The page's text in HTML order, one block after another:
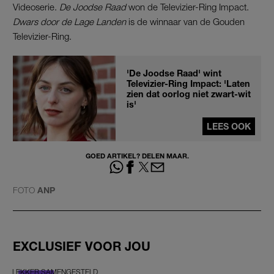
Videoserie. De Joodse Raadwon de Televizier-Ring Impact.
Dwars door de Lage Landenis de winnaar van de Gouden
Televizier-Ring.
'De Joodse Raad' wint
Televizier-Ring Impact: 'Laten
zien dat oorlog niet zwart-wit
is'
LEES OOK
GOED ARTIKEL? DELEN MAAR.
FOTO ANP
EXCLUSIEF VOOR JOU
LEKKER SAMENGESTELD